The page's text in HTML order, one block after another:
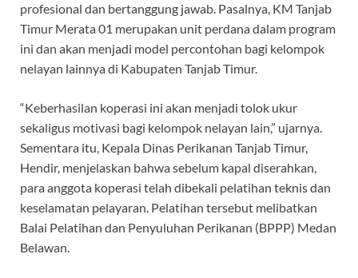
profesional dan bertanggung jawab. Pasalnya, KM Tanjab
Timur Merata 01 merupakan unit perdana dalam program
ini dan akan menjadi model percontohan bagi kelompok
nelayan lainnya di Kabupaten Tanjab Timur.
“Keberhasilan koperasi ini akan menjadi tolok ukur
sekaligus motivasi bagi kelompok nelayan lain,” ujarnya.
Sementara itu, Kepala Dinas Perikanan Tanjab Timur,
Hendir, menjelaskan bahwa sebelum kapal diserahkan,
para anggota koperasi telah dibekali pelatihan teknis dan
keselamatan pelayaran. Pelatihan tersebut melibatkan
Balai Pelatihan dan Penyuluhan Perikanan (BPPP) Medan
Belawan.